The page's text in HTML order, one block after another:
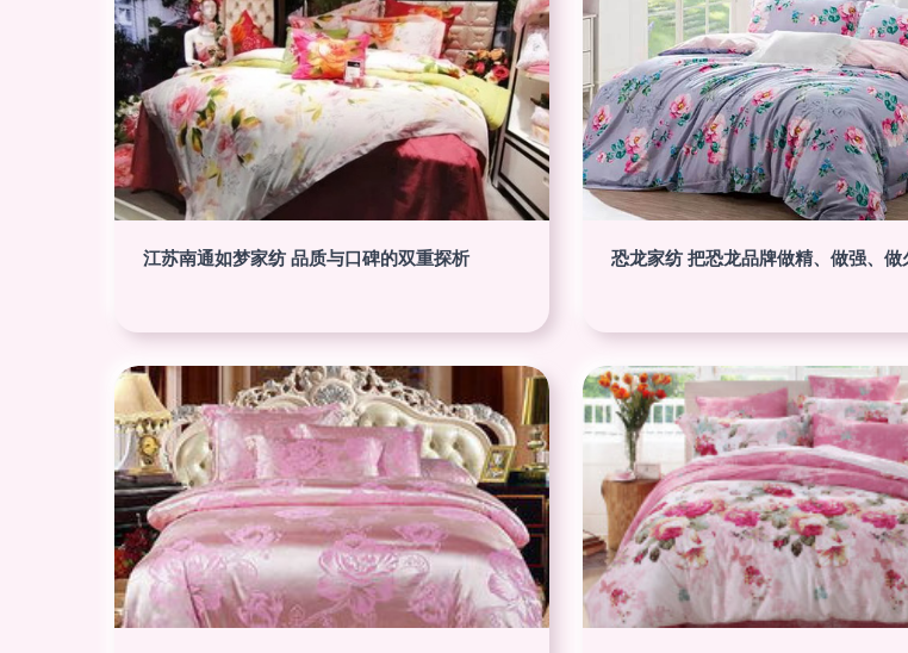
江苏南通如梦家纺 品质与口碑的双重探析 恐龙家纺 把恐龙品牌做精、做强、做